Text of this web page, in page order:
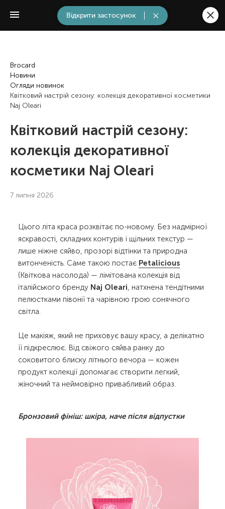
Brocard
Новини
Огляди новинок
Квітковий настрій сезону: колекція декоративної косметики
Naj Oleari
Квітковий настрій сезону:
колекція декоративної
косметики Naj Oleari
7 липня 2026
Цього літа краса розквітає по-новому. Без надмірної
яскравості, складних контурів і щільних текстур —
лише ніжне сяйво, прозорі відтінки та природна
витонченість. Саме такою постає Petalicious
(Квіткова насолода) — лімітована колекція від
італійського бренду Naj Oleari , натхнена тендітними
пелюстками півонії та чарівною грою сонячного
світла.
Це макіяж, який не приховує вашу красу, а делікатно
її підкреслює. Від свіжого сяйва ранку до
соковитого блиску літнього вечора — кожен
продукт колекції допомагає створити легкий,
жіночний та неймовірно привабливий образ.
Бронзовий фініш: шкіра, наче після відпустки
Відкрити застосунок